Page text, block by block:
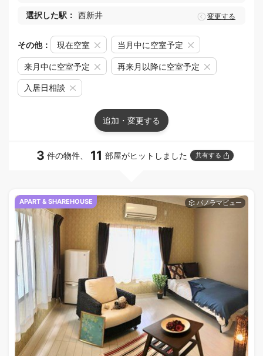
選択した駅： 西新井 変更する
その他： 現在空室 当月中に空室予定
来月中に空室予定 再来月以降に空室予定
入居日相談
追加・変更する
3 件の物件、 11 部屋がヒットしました 共有する
APART & SHAREHOUSE